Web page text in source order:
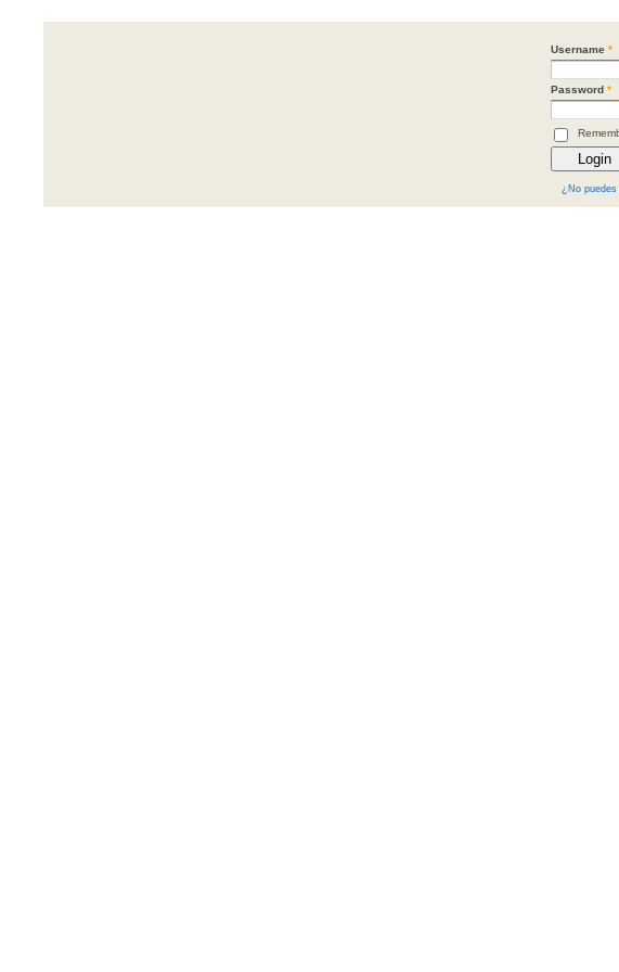
Username*
Password*
¿No